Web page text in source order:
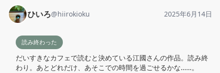
ひいろ@hiirokioku 2025年6月14日
読み終わった
だいすきなカフェで読むと決めている江國さんの作品。読み終
わり。あとどれだけ、あそこでの時間を過ごせるかな……。